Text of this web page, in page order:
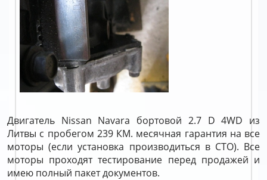
Двигатель Nissan Navara бортовой 2.7 D 4WD из
Литвы с пробегом 239 КМ. месячная гарантия на все
моторы (если установка производиться в СТО). Все
моторы проходят тестирование перед продажей и
имею полный пакет документов.